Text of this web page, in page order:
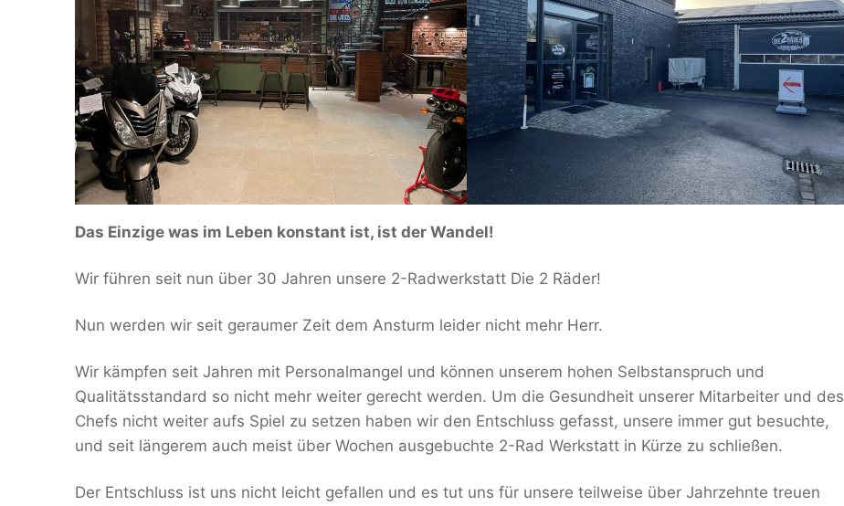
Das Einzige was im Leben konstant ist, ist der Wandel!
Wir führen seit nun über 30 Jahren unsere 2-Radwerkstatt Die 2 Räder!
Nun werden wir seit geraumer Zeit dem Ansturm leider nicht mehr Herr.
Wir kämpfen seit Jahren mit Personalmangel und können unserem hohen Selbstanspruch und
Qualitätsstandard so nicht mehr weiter gerecht werden. Um die Gesundheit unserer Mitarbeiter und des
Chefs nicht weiter aufs Spiel zu setzen haben wir den Entschluss gefasst, unsere immer gut besuchte,
und seit längerem auch meist über Wochen ausgebuchte 2-Rad Werkstatt in Kürze zu schließen.
Der Entschluss ist uns nicht leicht gefallen und es tut uns für unsere teilweise über Jahrzehnte treuen